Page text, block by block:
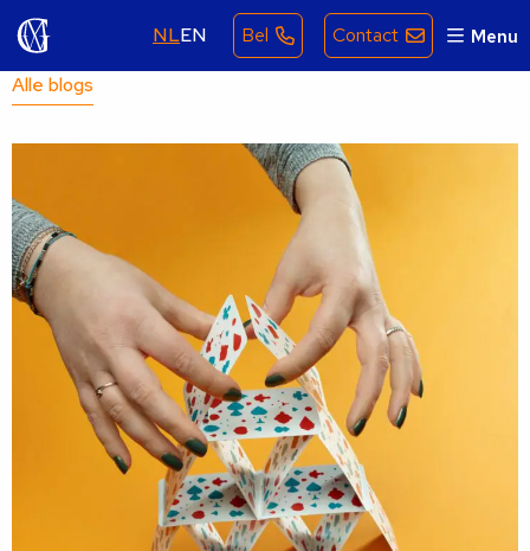
NLEN Bel Contact Menu
Alle blogs